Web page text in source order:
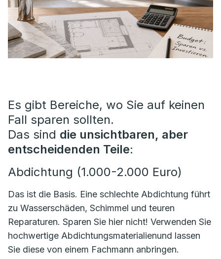
Es gibt Bereiche, wo Sie auf keinen
Fall sparen sollten.
Das sind die unsichtbaren, aber
entscheidenden Teile:
Abdichtung (1.000-2.000 Euro)
Das ist die Basis. Eine schlechte Abdichtung führt
zu Wasserschäden, Schimmel und teuren
Reparaturen. Sparen Sie hier nicht! Verwenden Sie
hochwertige Abdichtungsmaterialienund lassen
Sie diese von einem Fachmann anbringen.